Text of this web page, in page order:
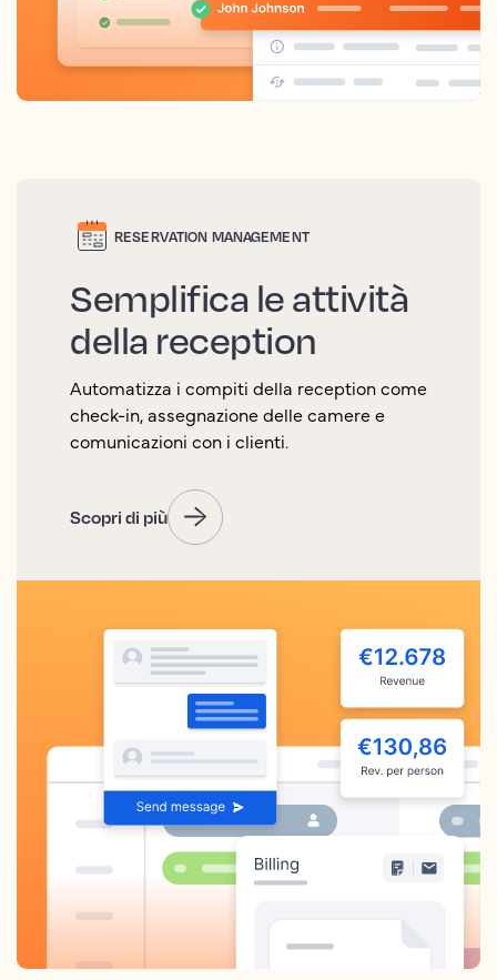
RESERVATION MANAGEMENT
Semplifica le attività
della reception
Automatizza i compiti della reception come
check-in, assegnazione delle camere e
comunicazioni con i clienti.
Scopri di più